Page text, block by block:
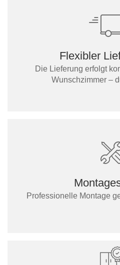
Flexibler
Die Lieferung erfolgt
Wunschzimmer –
Professionelle Montage